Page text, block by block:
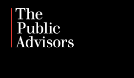
Skip
content